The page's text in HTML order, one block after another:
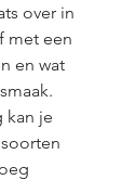
over in
met een
en wat
kan je